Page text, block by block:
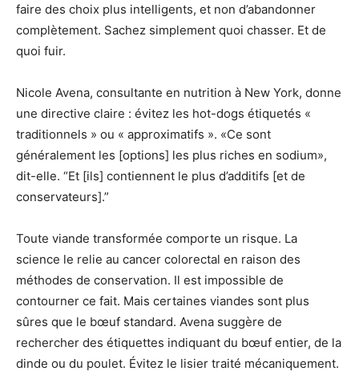
faire des choix plus intelligents, et non d’abandonner
complètement. Sachez simplement quoi chasser. Et de
quoi fuir.
Nicole Avena, consultante en nutrition à New York, donne
une directive claire : évitez les hot-dogs étiquetés «
traditionnels » ou « approximatifs ». «Ce sont
généralement les [options] les plus riches en sodium»,
dit-elle. “Et [ils] contiennent le plus d’additifs [et de
conservateurs].”
Toute viande transformée comporte un risque. La
science le relie au cancer colorectal en raison des
méthodes de conservation. Il est impossible de
contourner ce fait. Mais certaines viandes sont plus
sûres que le bœuf standard. Avena suggère de
rechercher des étiquettes indiquant du bœuf entier, de la
dinde ou du poulet. Évitez le lisier traité mécaniquement.